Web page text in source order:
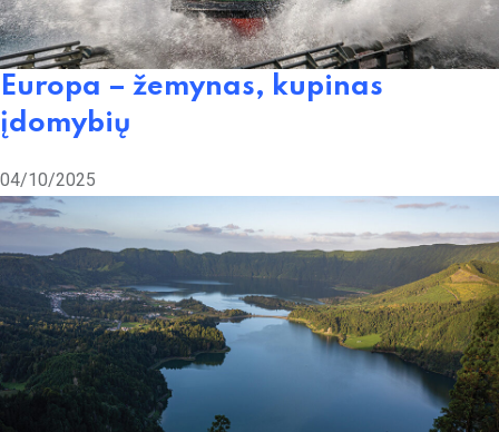
Europa – žemynas, kupinas
įdomybių
04/10/2025